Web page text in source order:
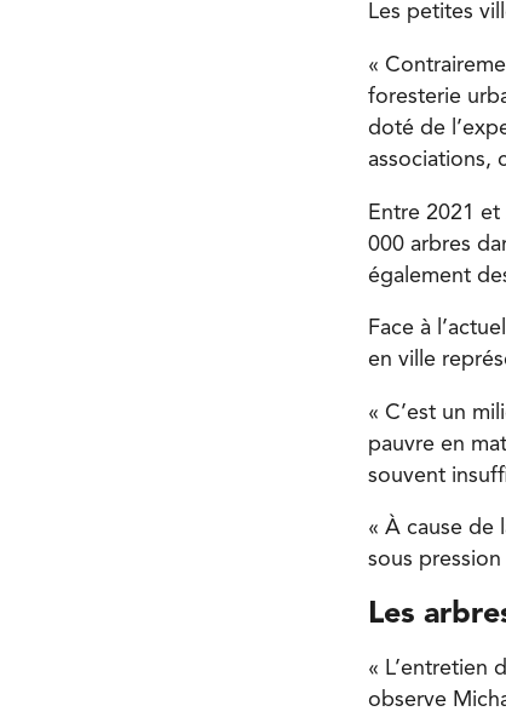
Les petites
«
foresterie
doté de
associations,
Entre 2021
000 arbres
également
Face à
en ville
« C’est un
pauvre en
souvent
« À cause de
sous
Les
« L’entretien
observe